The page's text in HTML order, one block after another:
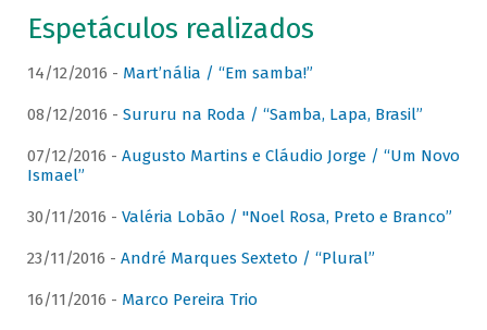
Espetáculos realizados
14/12/2016 - Mart’nália / “Em samba!”
08/12/2016 - Sururu na Roda / “Samba, Lapa, Brasil”
07/12/2016 - Augusto Martins e Cláudio Jorge / “Um Novo
Ismael”
30/11/2016 - Valéria Lobão / "Noel Rosa, Preto e Branco”
23/11/2016 - André Marques Sexteto / “Plural”
16/11/2016 - Marco Pereira Trio